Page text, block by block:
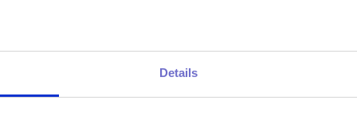
Details
anhand von 5 Themenblöcken
einen ersten Überblick in das Thema
– Arten – Datenstruktur – Relevanz